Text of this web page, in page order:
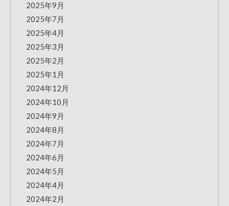
2025年9月
2025年7月
2025年4月
2025年3月
2025年2月
2025年1月
2024年12月
2024年10月
2024年9月
2024年8月
2024年7月
2024年6月
2024年5月
2024年4月
2024年2月